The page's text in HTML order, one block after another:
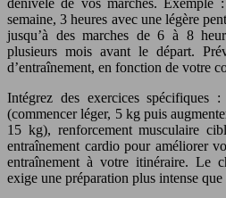
semaine, 3 heures avec une légère
jusqu’à des marches de 6 à 8
plusieurs mois avant le départ.
d’entraînement, en fonction de votre
Intégrez des exercices spécifiques
(commencer léger, 5 kg puis
15 kg), renforcement musculaire
entraînement cardio pour améliorer
entraînement à votre itinéraire. Le
exige une préparation plus intense